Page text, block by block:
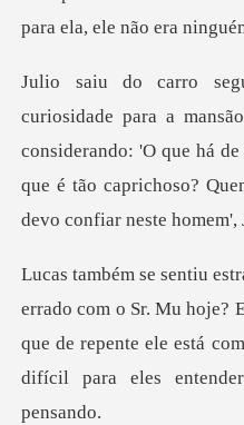
considerando: 'O que há
que é tão caprich
hoje?
que de repente ele está